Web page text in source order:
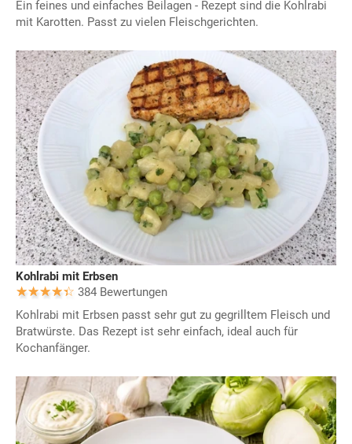
Ein feines und einfaches Beilagen - Rezept sind die Kohlrabi
mit Karotten. Passt zu vielen Fleischgerichten.
Kohlrabi mit Erbsen
384 Bewertungen
Kohlrabi mit Erbsen passt sehr gut zu gegrilltem Fleisch und
Bratwürste. Das Rezept ist sehr einfach, ideal auch für
Kochanfänger.